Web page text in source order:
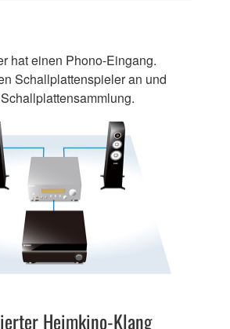
hat einen Phono-Eingang.
Schallplattenspieler an und
Heimkino-Klang